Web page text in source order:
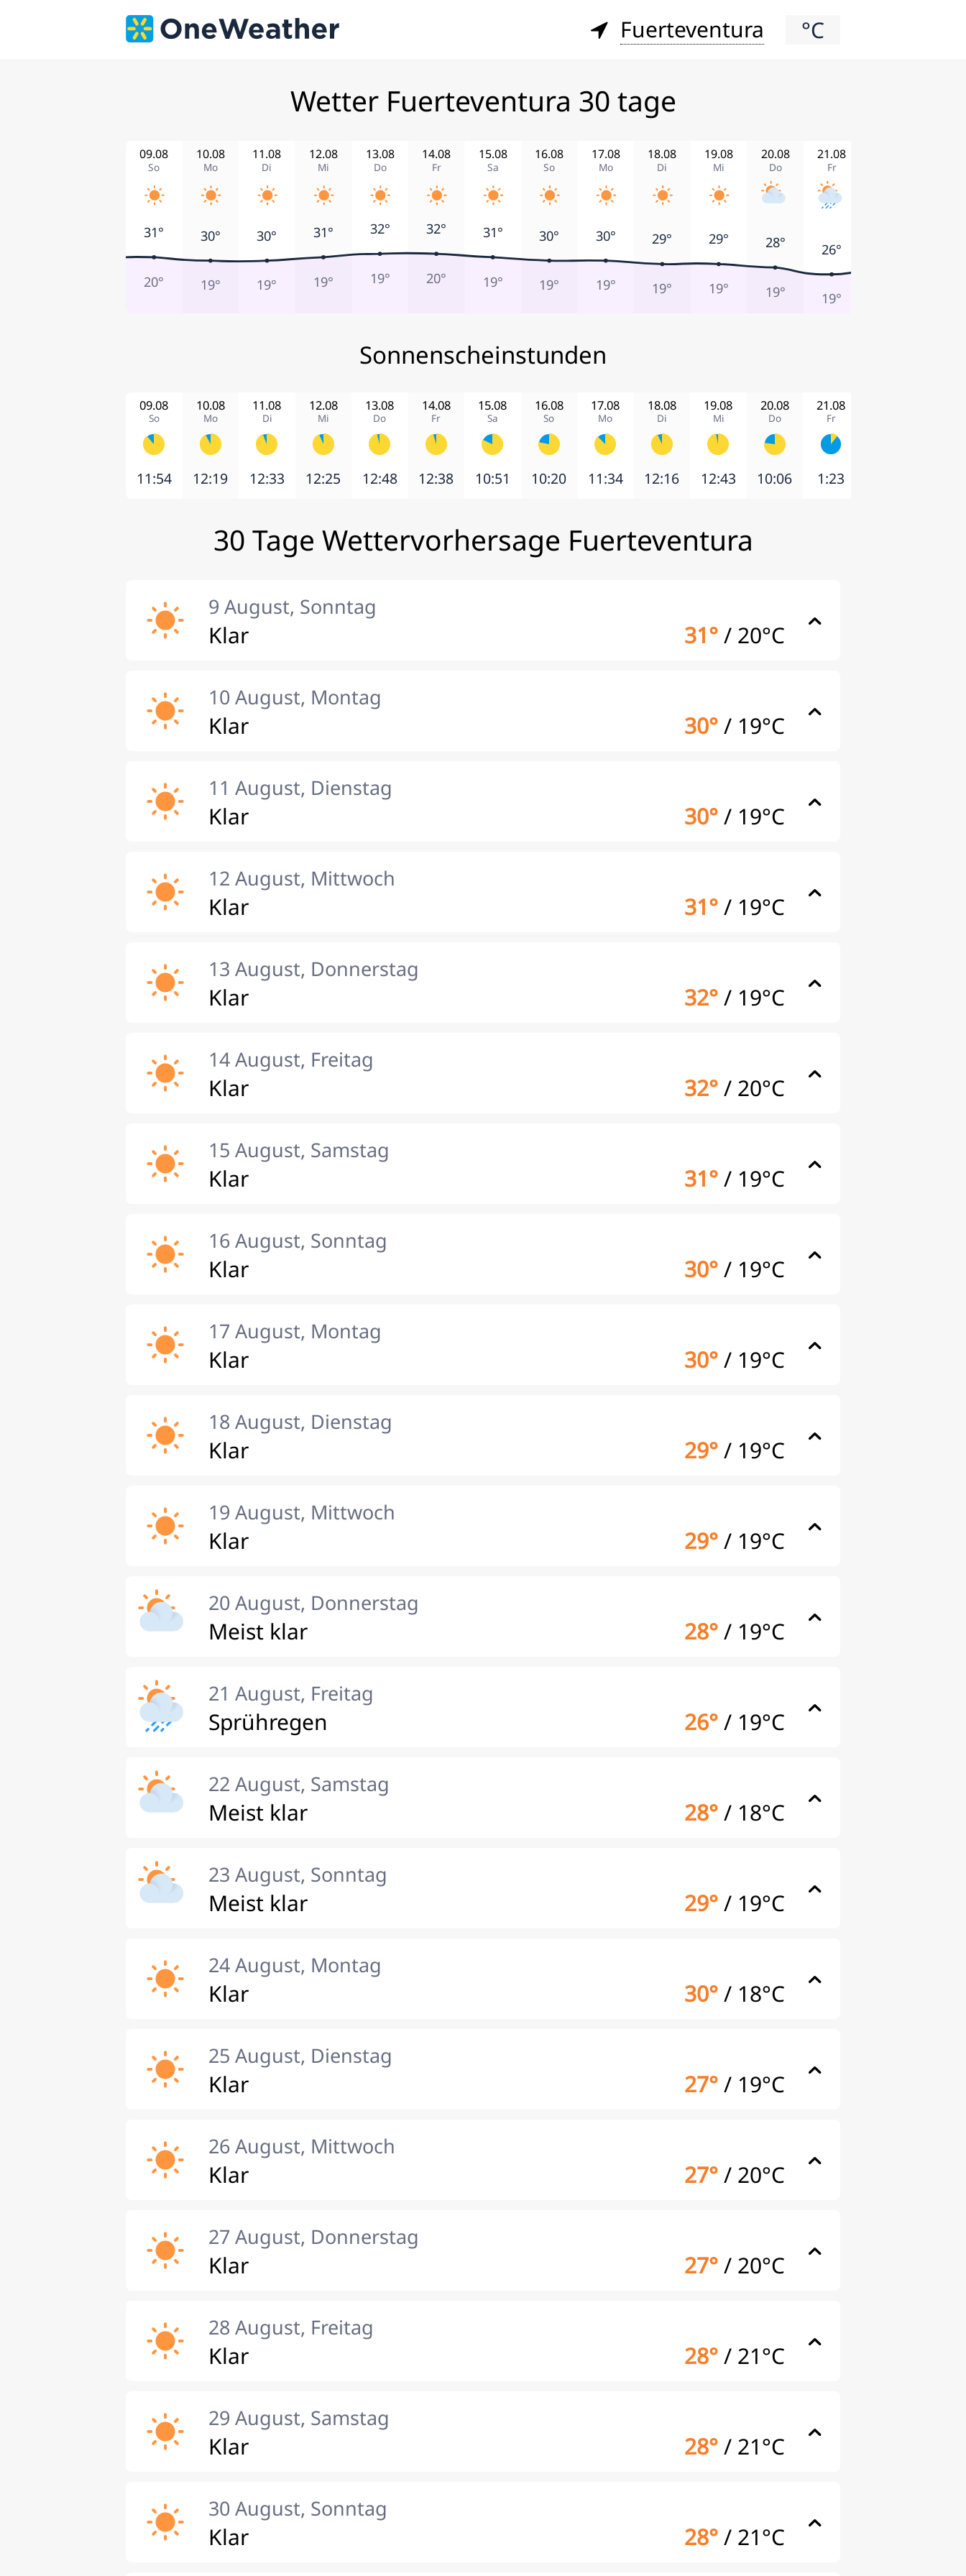
Fuerteventura °C
Wetter Fuerteventura 30 tage
So
09.08
Mo
10.08
Di
11.08
Mi
12.08
Do
13.08
Fr
14.08
Sa
15.08
So
16.08
Mo
17.08
Di
18.08
Mi
19.08
Do
20.08
Fr
21.08
31°
20°
30°
19°
30°
19°
31°
19°
32°
19°
32°
20°
31°
19°
30°
19°
30°
19°
29°
19°
29°
19°
28°
19°
26°
19°
Sonnenscheinstunden
09.08
So
11:54
10.08
Mo
12:19
11.08
Di
12:33
12.08
Mi
12:25
13.08
Do
12:48
14.08
Fr
12:38
15.08
Sa
10:51
16.08
So
10:20
17.08
Mo
11:34
18.08
Di
12:16
19.08
Mi
12:43
20.08
Do
10:06
21.08
Fr
1:23
30 Tage Wettervorhersage Fuerteventura
9 August, Sonntag
Klar 31°/ 20°C
10 August, Montag
Klar 30°/ 19°C
11 August, Dienstag
Klar 30°/ 19°C
12 August, Mittwoch
Klar 31°/ 19°C
13 August, Donnerstag
Klar 32°/ 19°C
14 August, Freitag
Klar 32°/ 20°C
15 August, Samstag
Klar 31°/ 19°C
16 August, Sonntag
Klar 30°/ 19°C
17 August, Montag
Klar 30°/ 19°C
18 August, Dienstag
Klar 29°/ 19°C
19 August, Mittwoch
Klar 29°/ 19°C
20 August, Donnerstag
Meist klar 28°/ 19°C
21 August, Freitag
Sprühregen 26°/ 19°C
22 August, Samstag
Meist klar 28°/ 18°C
23 August, Sonntag
Meist klar 29°/ 19°C
24 August, Montag
Klar 30°/ 18°C
25 August, Dienstag
Klar 27°/ 19°C
26 August, Mittwoch
Klar 27°/ 20°C
27 August, Donnerstag
Klar 27°/ 20°C
28 August, Freitag
Klar 28°/ 21°C
29 August, Samstag
Klar 28°/ 21°C
30 August, Sonntag
Klar 28°/ 21°C